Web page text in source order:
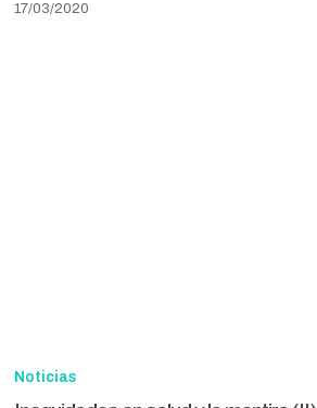
17/03/2020
en
Noticias